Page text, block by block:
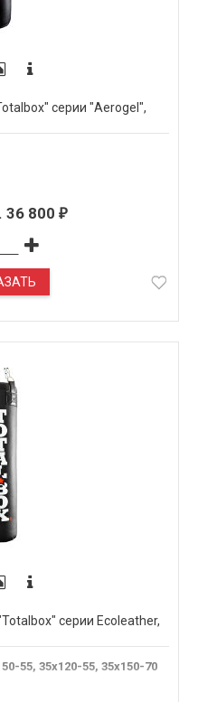
серии "Aerogel",
36 800 ₽
серии Ecoleather,
55, 35х120-55, 35х150-70